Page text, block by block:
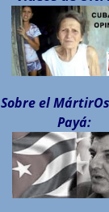
Sobre el
Payá: